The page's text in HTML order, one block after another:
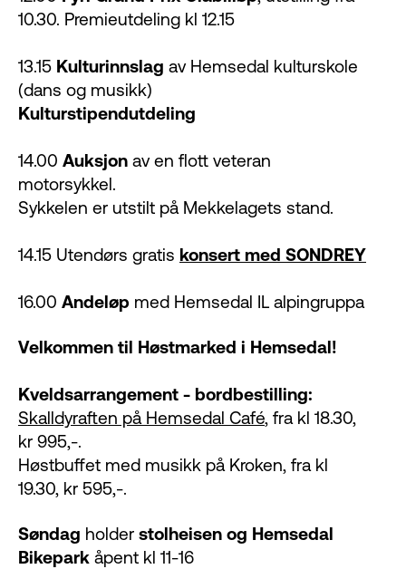
10.30. Premieutdeling kl 12.15
13.15 Kulturinnslag av Hemsedal kulturskole
(dans og musikk)
Kulturstipendutdeling
14.00 Auksjon av en flott veteran
motorsykkel.
Sykkelen er utstilt på Mekkelagets stand.
14.15 Utendørs gratis konsert med SONDREY
16.00 Andeløp med Hemsedal IL alpingruppa
Velkommen til Høstmarked i Hemsedal!
Kveldsarrangement - bordbestilling:
Skalldyraften på Hemsedal Café, fra kl 18.30,
kr 995,-.
Høstbuffet med musikk på Kroken, fra kl
19.30, kr 595,-.
Søndag holder stolheisen og Hemsedal
Bikepark åpent kl 11-16